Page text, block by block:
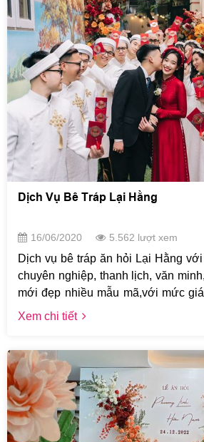
Dịch Vụ Bê Tráp Lại Hằng
16/06/2020 5.562 lượt xem
Dịch vụ bê tráp ăn hỏi Lại Hằng
chuyên nghiệp, thanh lịch, văn
mới đẹp nhiều mẫu mã,với mức
150K/Bạn bao gồm cả đồng phục
Xem chi tiết